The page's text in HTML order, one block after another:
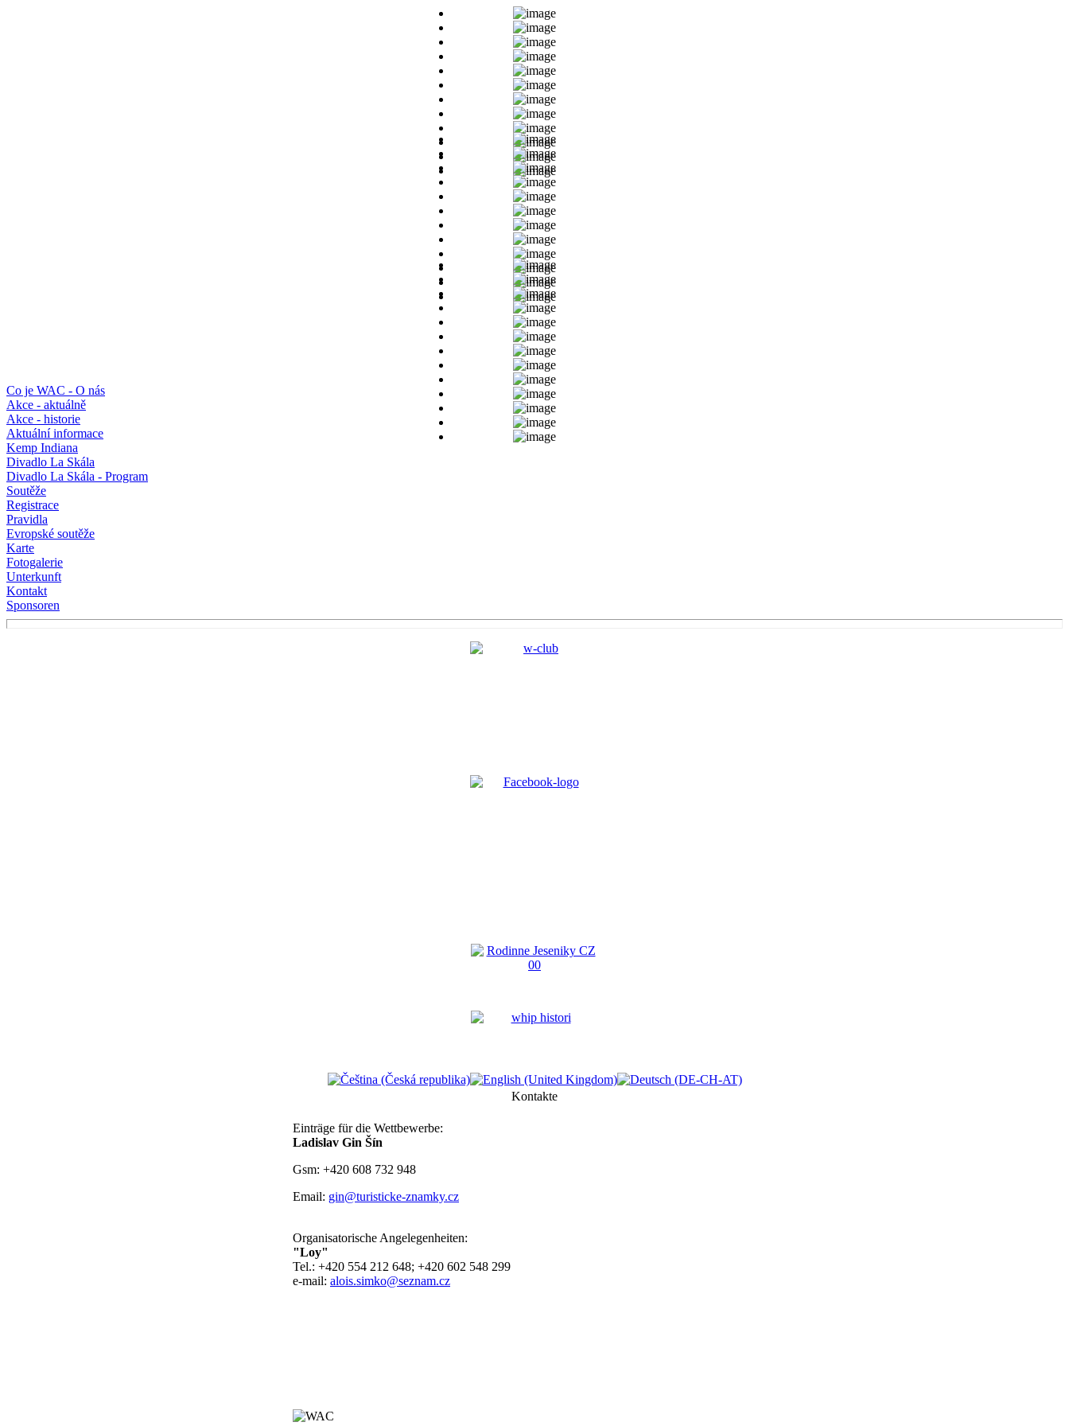
Co je WAC - O nás
Akce - aktuálně
Akce - historie
Aktuální informace
Kemp Indiana
Divadlo La Skála
Divadlo La Skála - Program
Soutěže
Registrace
Pravidla
Evropské soutěže
Karte
Fotogalerie
Unterkunft
Kontakt
Sponsoren
Kontakte
Einträge für die Wettbewerbe:
Ladislav Gin Šín
Gsm: +420 608 732 948
Email: gin@turisticke-znamky.cz
Organisatorische Angelegenheiten:
"Loy"
Tel.: +420 554 212 648; +420 602 548 299
e-mail: alois.simko@seznam.cz